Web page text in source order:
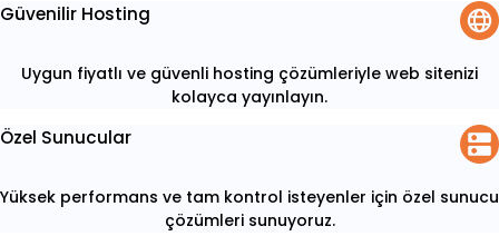
Güvenilir Hosting
Uygun fiyatlı ve güvenli hosting çözümleriyle web sitenizi
kolayca yayınlayın.
Özel Sunucular
Yüksek performans ve tam kontrol isteyenler için özel sunucu
çözümleri sunuyoruz.